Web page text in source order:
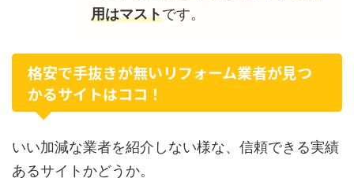
用はマストです。
格安で手抜きが無いリフォーム業者が見つ
かるサイトはココ！
いい加減な業者を紹介しない様な、信頼できる実績
あるサイトかどうか。